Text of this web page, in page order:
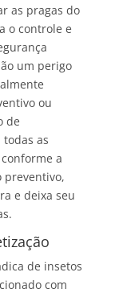
as pragas do
o controle e
um perigo
ou
de
as
a
preventivo,
e deixa seu
de insetos
com